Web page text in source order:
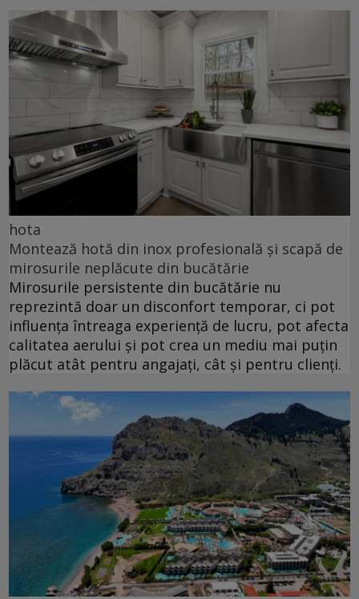
hota
Montează hotă din inox profesională și scapă de
mirosurile neplăcute din bucătărie
Mirosurile persistente din bucătărie nu
reprezintă doar un disconfort temporar, ci pot
influența întreaga experiență de lucru, pot afecta
calitatea aerului și pot crea un mediu mai puțin
plăcut atât pentru angajați, cât și pentru clienți.